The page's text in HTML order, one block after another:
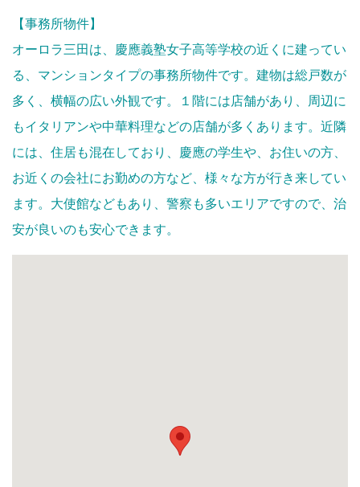
【事務所物件】
オーロラ三田は、慶應義塾女子高等学校の近くに建ってい
る、マンションタイプの事務所物件です。建物は総戸数が
多く、横幅の広い外観です。１階には店舗があり、周辺に
もイタリアンや中華料理などの店舗が多くあります。近隣
には、住居も混在しており、慶應の学生や、お住いの方、
お近くの会社にお勤めの方など、様々な方が行き来してい
ます。大使館などもあり、警察も多いエリアですので、治
安が良いのも安心できます。